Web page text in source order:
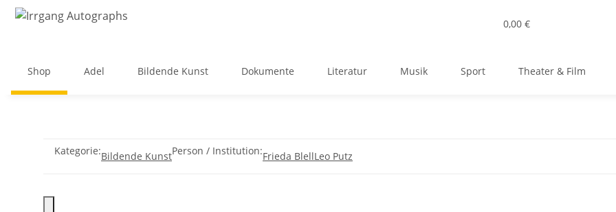
0,00 €
Shop Adel Bildende Kunst Dokumente Literatur Musik Sport Theater & Film
Kategorie:Bildende KunstPerson / Institution:Frieda BlellLeo Putz